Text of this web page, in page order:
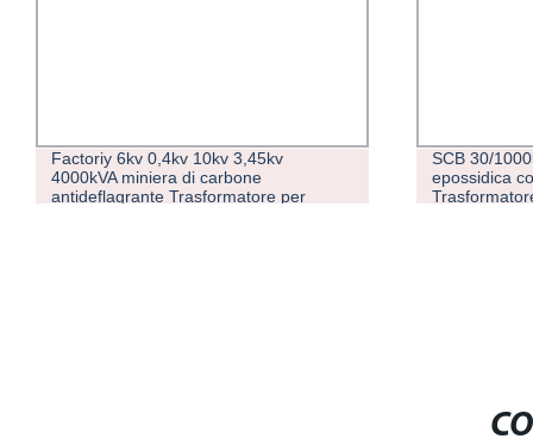
Factoriy 6kv 0,4kv 10kv 3,45kv
4000kVA miniera di carbone
antideflagrante Trasformatore per
SCB 30/
epossidica